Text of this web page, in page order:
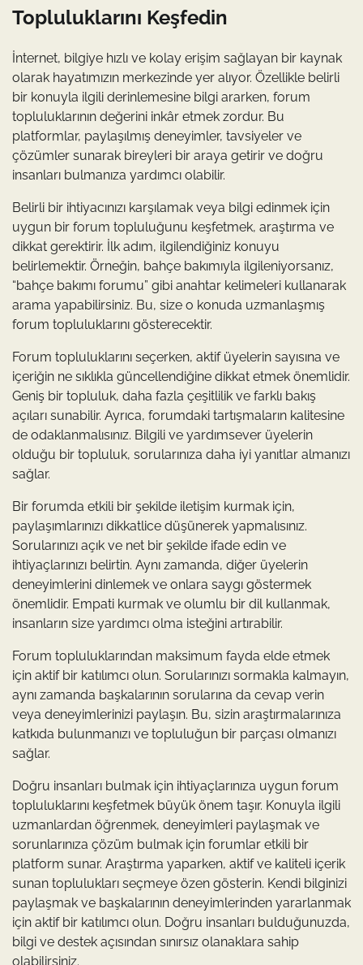
Topluluklarını Keşfedin
İnternet, bilgiye hızlı ve kolay erişim sağlayan bir kaynak
olarak hayatımızın merkezinde yer alıyor. Özellikle belirli
bir konuyla ilgili derinlemesine bilgi ararken, forum
topluluklarının değerini inkâr etmek zordur. Bu
platformlar, paylaşılmış deneyimler, tavsiyeler ve
çözümler sunarak bireyleri bir araya getirir ve doğru
insanları bulmanıza yardımcı olabilir.
Belirli bir ihtiyacınızı karşılamak veya bilgi edinmek için
uygun bir forum topluluğunu keşfetmek, araştırma ve
dikkat gerektirir. İlk adım, ilgilendiğiniz konuyu
belirlemektir. Örneğin, bahçe bakımıyla ilgileniyorsanız,
“bahçe bakımı forumu” gibi anahtar kelimeleri kullanarak
arama yapabilirsiniz. Bu, size o konuda uzmanlaşmış
forum topluluklarını gösterecektir.
Forum topluluklarını seçerken, aktif üyelerin sayısına ve
içeriğin ne sıklıkla güncellendiğine dikkat etmek önemlidir.
Geniş bir topluluk, daha fazla çeşitlilik ve farklı bakış
açıları sunabilir. Ayrıca, forumdaki tartışmaların kalitesine
de odaklanmalısınız. Bilgili ve yardımsever üyelerin
olduğu bir topluluk, sorularınıza daha iyi yanıtlar almanızı
sağlar.
Bir forumda etkili bir şekilde iletişim kurmak için,
paylaşımlarınızı dikkatlice düşünerek yapmalısınız.
Sorularınızı açık ve net bir şekilde ifade edin ve
ihtiyaçlarınızı belirtin. Aynı zamanda, diğer üyelerin
deneyimlerini dinlemek ve onlara saygı göstermek
önemlidir. Empati kurmak ve olumlu bir dil kullanmak,
insanların size yardımcı olma isteğini artırabilir.
Forum topluluklarından maksimum fayda elde etmek
için aktif bir katılımcı olun. Sorularınızı sormakla kalmayın,
aynı zamanda başkalarının sorularına da cevap verin
veya deneyimlerinizi paylaşın. Bu, sizin araştırmalarınıza
katkıda bulunmanızı ve topluluğun bir parçası olmanızı
sağlar.
Doğru insanları bulmak için ihtiyaçlarınıza uygun forum
topluluklarını keşfetmek büyük önem taşır. Konuyla ilgili
uzmanlardan öğrenmek, deneyimleri paylaşmak ve
sorunlarınıza çözüm bulmak için forumlar etkili bir
platform sunar. Araştırma yaparken, aktif ve kaliteli içerik
sunan toplulukları seçmeye özen gösterin. Kendi bilginizi
paylaşmak ve başkalarının deneyimlerinden yararlanmak
için aktif bir katılımcı olun. Doğru insanları bulduğunuzda,
bilgi ve destek açısından sınırsız olanaklara sahip
olabilirsiniz.